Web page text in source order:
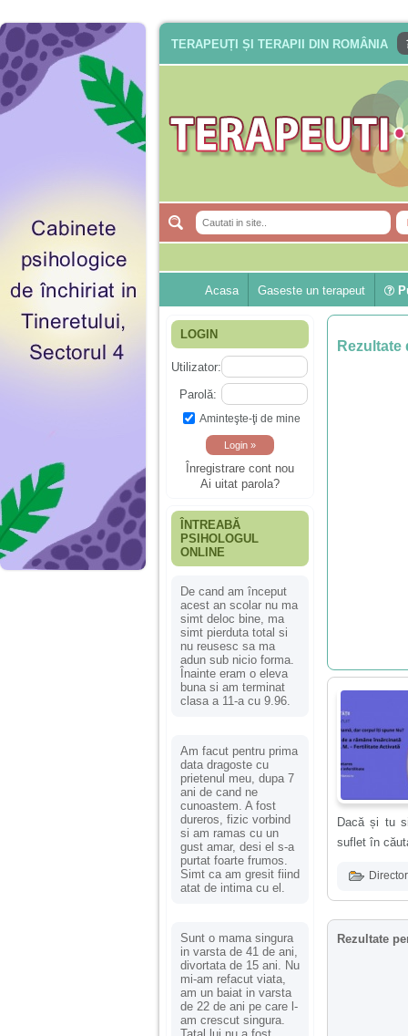
TERAPEUȚI ȘI TERAPII DIN ROMÂNIA
Acasa Gaseste un terapeut
LOGIN
Utilizator:
Parolă:
Aminteşte-ţi de mine
Înregistrare cont nou
Ai uitat parola?
ÎNTREABĂ
PSIHOLOGUL
ONLINE
De cand am început
acest an scolar nu ma
simt deloc bine, ma
simt pierduta total si
nu reusesc sa ma
adun sub nicio forma.
Înainte eram o eleva
buna si am terminat
clasa a 11-a cu 9.96.
Am facut pentru prima
data dragoste cu
prietenul meu, dupa 7
ani de cand ne
cunoastem. A fost
dureros, fizic vorbind
si am ramas cu un
gust amar, desi el s-a
purtat foarte frumos.
Simt ca am gresit fiind
atat de intima cu el.
Sunt o mama singura
in varsta de 41 de ani,
divortata de 15 ani. Nu
mi-am refacut viata,
am un baiat in varsta
de 22 de ani pe care l-
am crescut singura.
Rezultate
Dacă și tu
suflet în
Rezultate